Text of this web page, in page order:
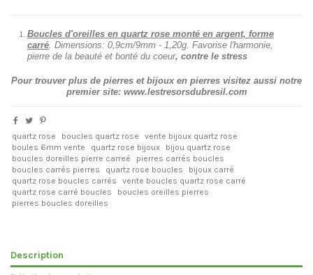
Boucles d'oreilles en quartz rose monté en argent, forme
carré . Dimensions: 0,9cm/9mm - 1,20g. Favorise l'harmonie,
pierre de la beauté et bonté du coeur, contre le stress
Pour trouver plus de pierres et bijoux en pierres visitez aussi notre
premier site: www.lestresorsdubresil.com
quartz rose boucles quartz rose
vente bijoux quartz rose
boules 6mm vente
quartz rose bijoux
bijou quartz rose
boucles doreilles pierre carreé
pierres carrés boucles
boucles carrés pierres
quartz rose boucles
bijoux carré
quartz rose boucles carrés
vente boucles quartz rose carré
quartz rose carré boucles
boucles oreilles pierres
pierres boucles doreilles
Description